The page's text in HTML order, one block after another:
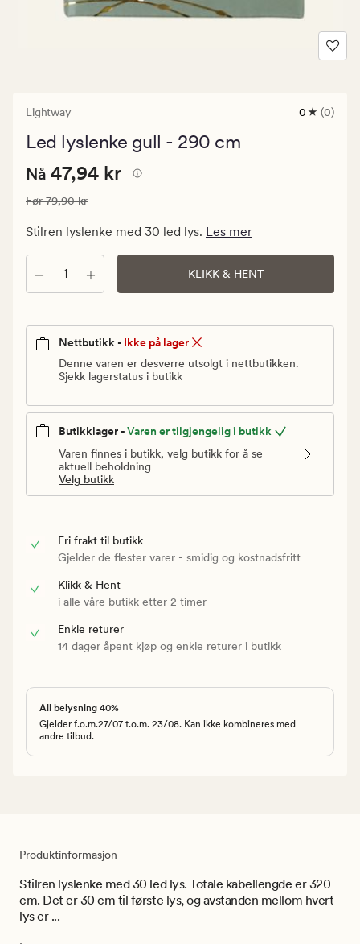
Lightway
0
0 (0)
Led lyslenke gull - 290 cm
Nåværende
47,94
kr.
Nåværende pris
Nå 47,94 kr
Vanlig pris 79,90 kr
Før79,90 kr
Stilren lyslenke med 30 led lys. Les mer
Antall KLIKK & HENT
Nettbutikk - Ikke på lager
Denne varen er desverre utsolgt i nettbutikken.
Sjekk lagerstatus i butikk
Butikklager -Varen er tilgjengelig i butikk
Varen finnes i butikk, velg butikk for å se
aktuell beholdning
Velg butikk
Fri frakt til butikk
Gjelder de flester varer - smidig og kostnadsfritt
Klikk & Hent
i alle våre butikk etter 2 timer
Enkle returer
14 dager åpent kjøp og enkle returer i butikk
All belysning 40%
Gjelder f.o.m.27/07 t.o.m. 23/08. Kan ikke kombineres med
andre tilbud.
Produktinformasjon
Stilren lyslenke med 30 led lys. Totale kabellengde er 320
cm. Det er 30 cm til første lys, og avstanden mellom hvert
lys er ...